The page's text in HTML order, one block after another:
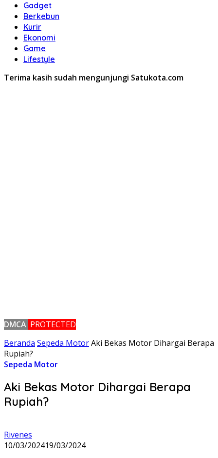
Gadget
Berkebun
Kurir
Ekonomi
Game
Lifestyle
Terima kasih sudah mengunjungi Satukota.com
DMCA PROTECTED
Beranda Sepeda MotorAki Bekas Motor Dihargai Berapa
Rupiah?
Sepeda Motor
Aki Bekas Motor Dihargai Berapa
Rupiah?
Rivenes
10/03/202419/03/2024